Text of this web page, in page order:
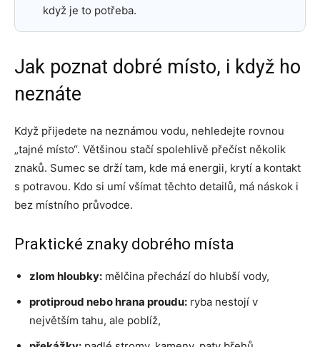
když je to potřeba.
Jak poznat dobré místo, i když ho
neznáte
Když přijedete na neznámou vodu, nehledejte rovnou
„tajné místo“. Většinou stačí spolehlivě přečíst několik
znaků. Sumec se drží tam, kde má energii, krytí a kontakt
s potravou. Kdo si umí všímat těchto detailů, má náskok i
bez místního průvodce.
Praktické znaky dobrého místa
zlom hloubky: mělčina přechází do hlubší vody,
protiproud nebo hrana proudu: ryba nestojí v
největším tahu, ale poblíž,